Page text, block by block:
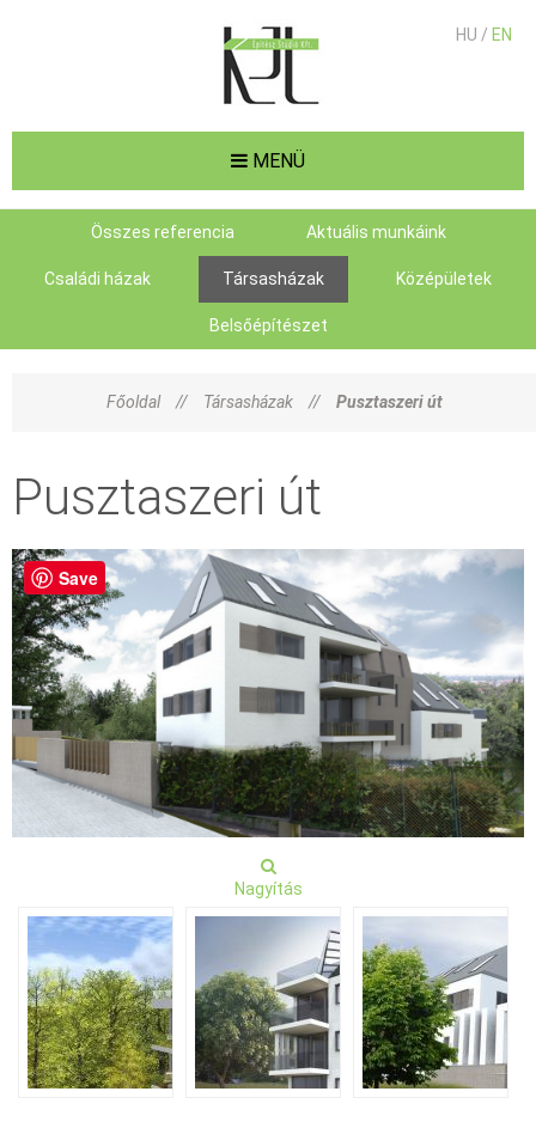
MENÜ
HU / EN
Összes referencia Aktuális munkáink
Családi házak Társasházak Középületek
Belsőépítészet
Főoldal // Társasházak // Pusztaszeri út
Pusztaszeri út
Save
Nagyítás